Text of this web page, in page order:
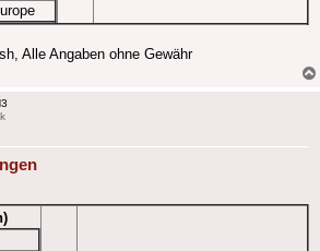
Alle Angaben ohne Gewähr